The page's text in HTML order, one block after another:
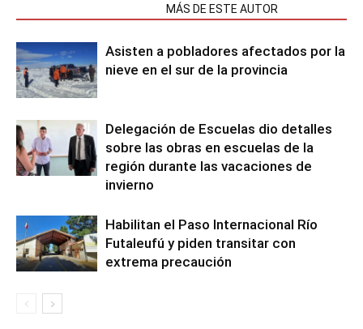
MÁS DE ESTE AUTOR
Asisten a pobladores afectados por la
nieve en el sur de la provincia
Delegación de Escuelas dio detalles
sobre las obras en escuelas de la
región durante las vacaciones de
invierno
Habilitan el Paso Internacional Río
Futaleufú y piden transitar con
extrema precaución